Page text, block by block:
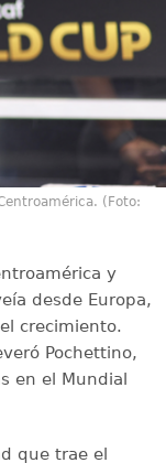
(Foto:
y
desde Europa,
crecimiento.
Pochettino,
en el Mundial
que trae el